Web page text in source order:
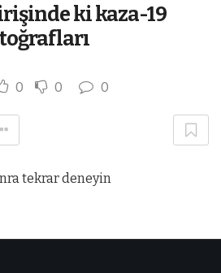
ki kaza-19
0 0 0
tekrar deneyin